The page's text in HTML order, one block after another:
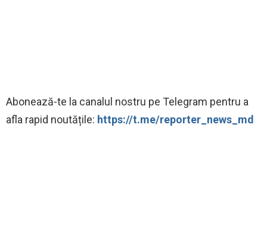
‍Abonează-te la canalul nostru pe Telegram pentru a
afla rapid noutățile: https://t.me/reporter_news_md